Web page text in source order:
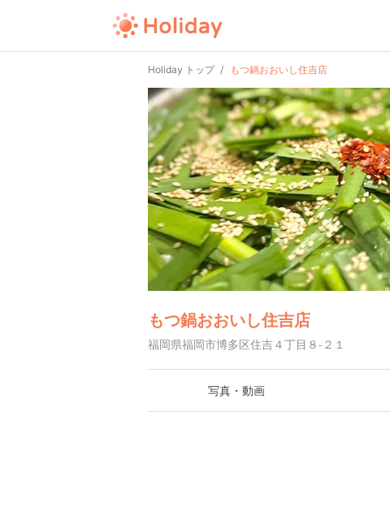
Holiday トップ もつ鍋おおいし住吉店
もつ鍋おおいし住吉店
福岡県福岡市博多区住吉４丁目８-２１
写真・動画